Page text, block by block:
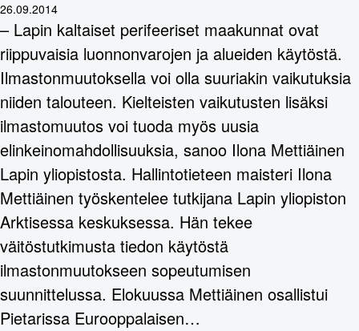
26.09.2014
– Lapin kaltaiset perifeeriset maakunnat ovat
riippuvaisia luonnonvarojen ja alueiden käytöstä.
Ilmastonmuutoksella voi olla suuriakin vaikutuksia
niiden talouteen. Kielteisten vaikutusten lisäksi
ilmastomuutos voi tuoda myös uusia
elinkeinomahdollisuuksia, sanoo Ilona Mettiäinen
Lapin yliopistosta. Hallintotieteen maisteri Ilona
Mettiäinen työskentelee tutkijana Lapin yliopiston
Arktisessa keskuksessa. Hän tekee
väitöstutkimusta tiedon käytöstä
ilmastonmuutokseen sopeutumisen
suunnittelussa. Elokuussa Mettiäinen osallistui
Pietarissa Eurooppalaisen…